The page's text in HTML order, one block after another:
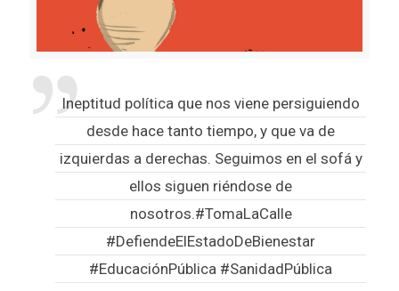
Ineptitud política que nos viene persiguiendo
desde hace tanto tiempo, y que va de
izquierdas a derechas. Seguimos en el sofá y
ellos siguen riéndose de
nosotros.#TomaLaCalle
#DefiendeElEstadoDeBienestar
#EducaciónPública #SanidadPública